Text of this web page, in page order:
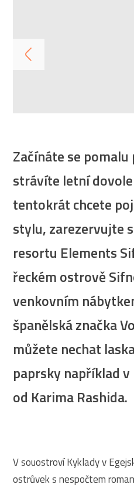
Začínáte se
strávíte letní
tentokrát chcete
stylu, zarezervujte
resortu Elements
řeckém ostrově
venkovním
španělská značka
můžete nechat
paprsky například
od Karima Rashida.
V souostroví Kyklady v
ostrůvek s nespočtem